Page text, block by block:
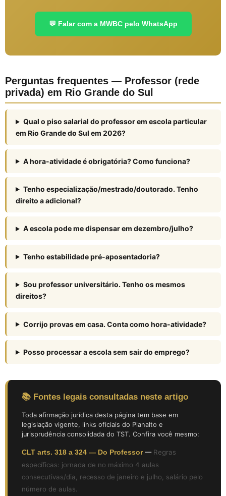
💬 Falar com a MWBC pelo WhatsApp
Perguntas frequentes — Professor (rede
privada) em Rio Grande do Sul
Qual o piso salarial do professor em escola particular
em Rio Grande do Sul em 2026?
A hora-atividade é obrigatória? Como funciona?
Tenho especialização/mestrado/doutorado. Tenho
direito a adicional?
A escola pode me dispensar em dezembro/julho?
Tenho estabilidade pré-aposentadoria?
Sou professor universitário. Tenho os mesmos
direitos?
Corrijo provas em casa. Conta como hora-atividade?
Posso processar a escola sem sair do emprego?
📚 Fontes legais consultadas neste artigo
Toda afirmação jurídica desta página tem base em
legislação vigente, links oficiais do Planalto e
jurisprudência consolidada do TST. Confira você mesmo:
CLT arts. 318 a 324 — Do Professor— Regras
específicas: jornada de no máximo 4 aulas
consecutivas/dia, recesso de janeiro e julho, salário pelo
número de aulas.